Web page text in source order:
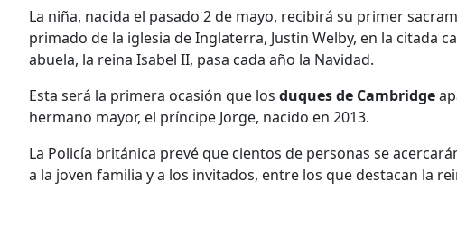
La niña, nacida el pasado 2 de mayo, recibirá su primer
primado de la iglesia de Inglaterra, Justin Welby, en la citada
abuela, la reina Isabel II, pasa cada año la Navidad.
Esta será la primera ocasión que los duques de Cambridge
hermano mayor, el príncipe Jorge, nacido en 2013.
La Policía británica prevé que cientos de personas se
a la joven familia y a los invitados, entre los que destacan la